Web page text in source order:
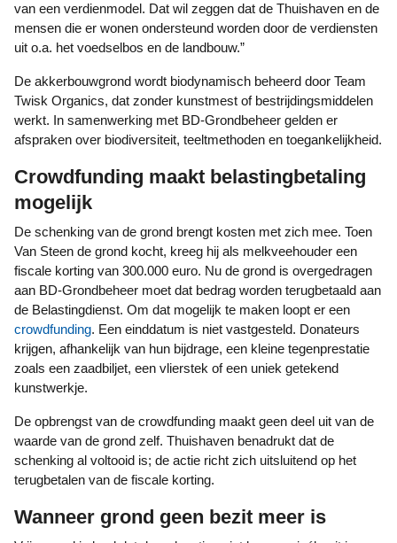
van een verdienmodel. Dat wil zeggen dat de Thuishaven en de
mensen die er wonen ondersteund worden door de verdiensten
uit o.a. het voedselbos en de landbouw.”
De akkerbouwgrond wordt biodynamisch beheerd door Team
Twisk Organics, dat zonder kunstmest of bestrijdingsmiddelen
werkt. In samenwerking met BD-Grondbeheer gelden er
afspraken over biodiversiteit, teeltmethoden en toegankelijkheid.
Crowdfunding maakt belastingbetaling
mogelijk
De schenking van de grond brengt kosten met zich mee. Toen
Van Steen de grond kocht, kreeg hij als melkveehouder een
fiscale korting van 300.000 euro. Nu de grond is overgedragen
aan BD-Grondbeheer moet dat bedrag worden terugbetaald aan
de Belastingdienst. Om dat mogelijk te maken loopt er een
crowdfunding. Een einddatum is niet vastgesteld. Donateurs
krijgen, afhankelijk van hun bijdrage, een kleine tegenprestatie
zoals een zaadbiljet, een vlierstek of een uniek getekend
kunstwerkje.
De opbrengst van de crowdfunding maakt geen deel uit van de
waarde van de grond zelf. Thuishaven benadrukt dat de
schenking al voltooid is; de actie richt zich uitsluitend op het
terugbetalen van de fiscale korting.
Wanneer grond geen bezit meer is